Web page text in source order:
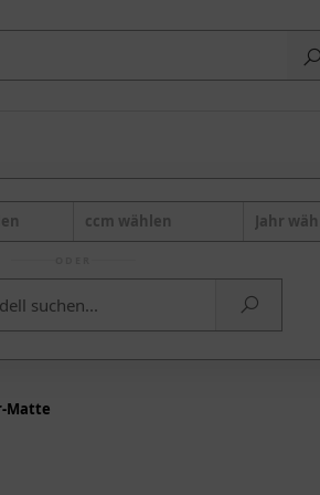
ccm wählen Jahr
Matte